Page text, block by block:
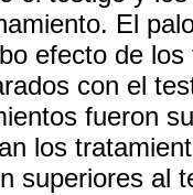
El
efecto de
con el
fueron
los
superiores al